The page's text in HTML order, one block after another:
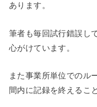
あります。
筆者も毎回試行錯誤し
心がけています。
また事業所単位でのル
間内に記録を終えるこ